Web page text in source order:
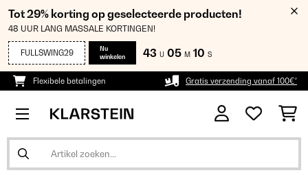
Tot 29% korting op geselecteerde producten!
48 UUR LANG MASSALE KORTINGEN!
FULLSWING29
Nu
winkelen
43 U 05 M 10 S
Flexibele betalingen Gratis verzending vanaf 100€*